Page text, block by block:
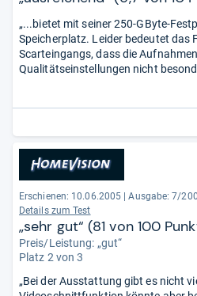
„...bietet mit seiner 250-GByte-
Speicherplatz. Leider bedeutet das
Scarteingangs, dass die
Qualitätseinstellungen nicht
Erschienen: 10.06.2005
Ausgabe: 7/
Details zum Test
„sehr gut“ (81 von 100
Preis/Leistung: „gut“
Platz 2 von 3
„Bei der Ausstattung gibt es nicht